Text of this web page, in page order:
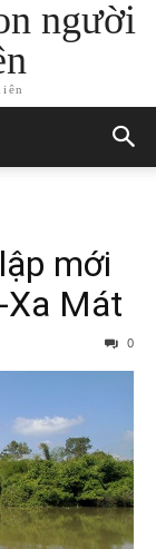
người
mới
Xa Mát
0